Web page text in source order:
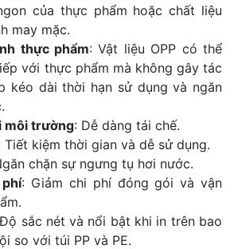
của thực phẩm hoặc chất liệu
may mặc.
thực phẩm: Vật liệu OPP có thể
với thực phẩm mà không gây tác
kéo dài thời hạn sử dụng và ngăn
môi trường: Dễ dàng tái chế.
Tiết kiệm thời gian và dễ sử dụng.
chặn sự ngưng tụ hơi nước.
: Giảm chi phí đóng gói và vận
sắc nét và nổi bật khi in trên bao
so với túi PP và PE.